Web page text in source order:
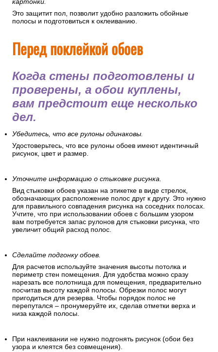
картонки.
Это защитит пол, позволит удобно разложить обойные
полосы и подготовиться к оклеиванию.
Перед поклейкой обоев
Когда стены подготовлены и
проверены, а обои куплены,
вам предстоит еще несколько
дел.
Убедитесь, что все рулоны одинаковы.
Удостоверьтесь, что все рулоны обоев имеют идентичный
рисунок, цвет и размер.
Уточните информацию о стыковке рисунка.
Вид стыковки обоев указан на этикетке в виде стрелок,
обозначающих расположение полос друг к другу. Это нужно
для правильного совпадения рисунка на соседних полосах.
Учтите, что при использовании обоев с большим узором
вам потребуется запас рулонов для стыковки рисунка, что
увеличит общий расход полос.
Сделайте подгонку обоев.
Для расчетов используйте значения высоты потолка и
периметр стен помещения. Для удобства можно сразу
нарезать все полотнища для помещения, предварительно
посчитав высоту каждой полосы. Обрезки полос могут
пригодиться для резерва. Чтобы порядок полос не
перепутался – пронумеруйте их, сделав отметки верха и
низа каждой полосы.
При наклеивании не нужно подгонять рисунок (обои без
узора и клеятся без совмещения).